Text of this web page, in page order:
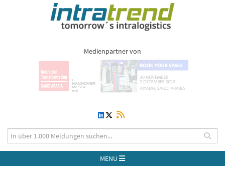
Medienpartner von
MENU